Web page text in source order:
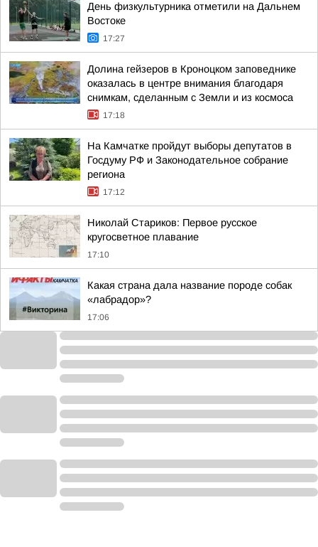
День физкультурника отметили на Дальнем
Востоке
17:27
Долина гейзеров в Кроноцком заповеднике
оказалась в центре внимания благодаря
снимкам, сделанным с Земли и из космоса
17:18
На Камчатке пройдут выборы депутатов в
Госдуму РФ и Законодательное собрание
региона
17:12
Николай Стариков: Первое русское
кругосветное плавание
17:10
Какая страна дала название породе собак
«лабрадор»?
17:06